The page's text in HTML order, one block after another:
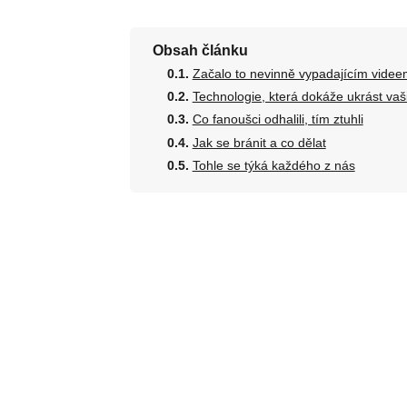
Obsah článku
Začalo to nevinně vypadajícím
Technologie, která dokáže ukrást
Co fanoušci odhalili, tím ztuhli
Jak se bránit a co dělat
Tohle se týká každého z nás